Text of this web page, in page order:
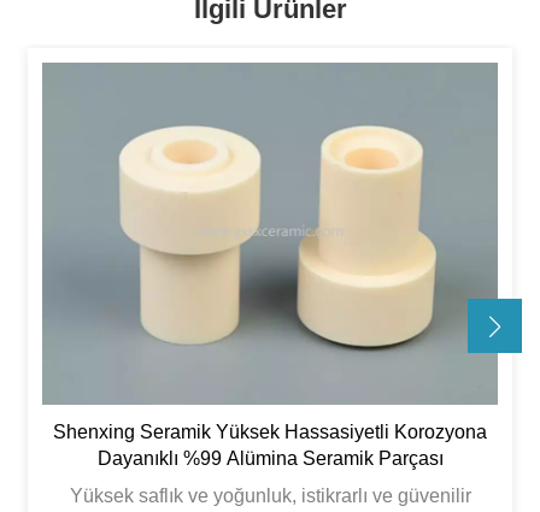
Ilgili Ürünler
Shenxing Seramik Yüksek Hassasiyetli Korozyona
Dayanıklı %99 Alümina Seramik Parçası
Yüksek saflık ve yoğunluk, istikrarlı ve güvenilir